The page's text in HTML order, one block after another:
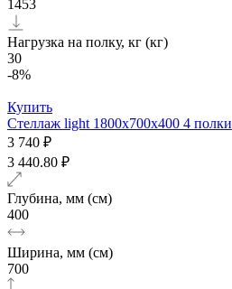
1453
Нагрузка на полку, кг (кг)
30
-8%
Купить
Стеллаж light 1800х700x400 4 полки
3 740 ₽
3 440.80 ₽
Глубина, мм (см)
400
Ширина, мм (см)
700